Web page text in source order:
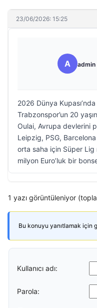
23/06/2026: 15:25
A admin
2026 Dünya
Trabzonspor’un 20
Oulai, Avrupa devlerini
Leipzig, PSG,
orta saha için Süper
milyon Euro’luk bir
1 yazı görüntüleniyor
Bu konuyu yanıtlamak için
Kullanıcı adı:
Parola: